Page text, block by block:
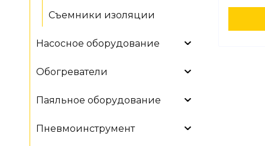
Съемники изоляции
Насосное оборудование
Обогреватели
Паяльное оборудование
Пневмоинструмент